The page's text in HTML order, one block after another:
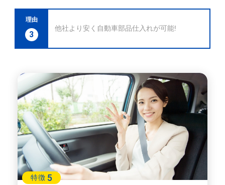
理由
3
他社より安く自動車部品仕入れが可能!
特徴 5